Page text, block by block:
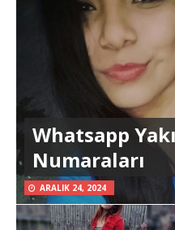
Whatsapp
Numaraları
ARALIK 24, 2024